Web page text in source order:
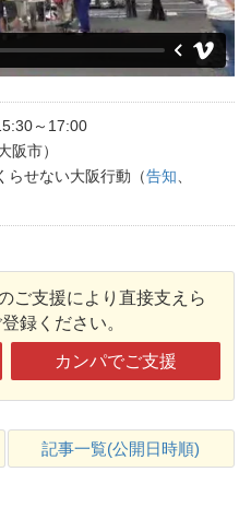
～17:00
阪市）
らせない大阪行動（告知、
ご支援により直接支えら
録ください。
カンパでご支援
記事一覧(公開日時順)